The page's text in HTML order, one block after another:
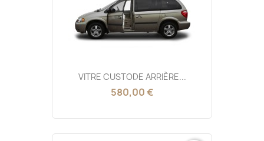
VITRE CUSTODE ARRIÈRE...
580,00 €